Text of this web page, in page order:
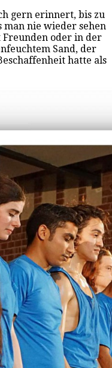
gern erinnert, bis zu
man nie wieder sehen
oder in der
Sand, der
hatte als